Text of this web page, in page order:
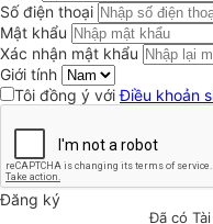
Số điện thoại
Mật khẩu
Xác nhận mật khẩu
Giới tính
Tôi đồng ý vớiĐiều khoản
Đăng ký
Đã có